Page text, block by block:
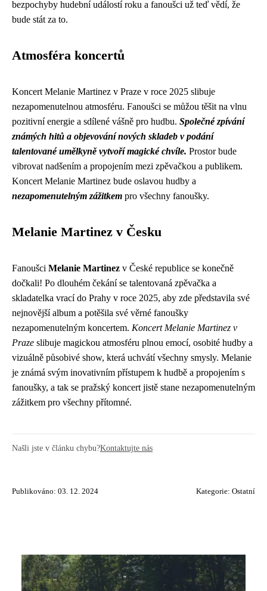
bezpochyby hudební událostí roku a fanoušci už teď vědí, že
bude stát za to.
Atmosféra koncertů
Koncert Melanie Martinez v Praze v roce 2025 slibuje
nezapomenutelnou atmosféru. Fanoušci se můžou těšit na vlnu
pozitivní energie a sdílené vášně pro hudbu. Společné zpívání
známých hitů a objevování nových skladeb v podání
talentované umělkyně vytvoří magické chvíle. Prostor bude
vibrovat nadšením a propojením mezi zpěvačkou a publikem.
Koncert Melanie Martinez bude oslavou hudby a
nezapomenutelným zážitkem pro všechny fanoušky.
Melanie Martinez v Česku
Fanoušci Melanie Martinez v České republice se konečně
dočkali! Po dlouhém čekání se talentovaná zpěvačka a
skladatelka vrací do Prahy v roce 2025, aby zde představila své
nejnovější album a potěšila své věrné fanoušky
nezapomenutelným koncertem. Koncert Melanie Martinez v
Praze slibuje magickou atmosféru plnou emocí, osobité hudby a
vizuálně působivé show, která uchvátí všechny smysly. Melanie
je známá svým inovativním přístupem k hudbě a propojením s
fanoušky, a tak se pražský koncert jistě stane nezapomenutelným
zážitkem pro všechny přítomné.
Našli jste v článku chybu?Kontaktujte nás
Publikováno: 03. 12. 2024 Kategorie: Ostatní